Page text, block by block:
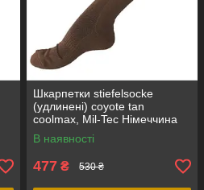
Шкарпетки stiefelsocke
(удлинені) coyote tan
coolmax, Mil-Tec Німеччина
В наявності
477 ₴ 530 ₴